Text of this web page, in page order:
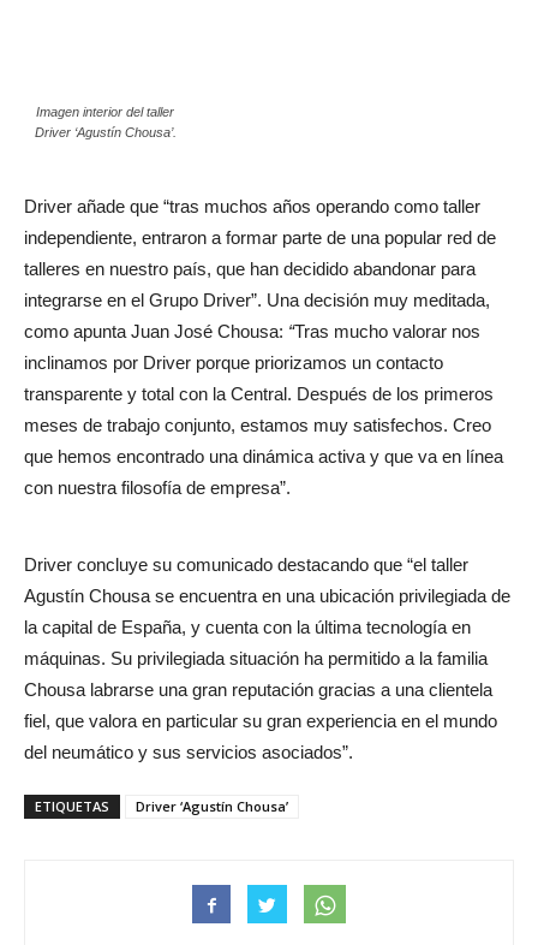
Imagen interior del taller
Driver ‘Agustín Chousa’.
Driver añade que “tras muchos años operando como taller
independiente, entraron a formar parte de una popular red de
talleres en nuestro país, que han decidido abandonar para
integrarse en el Grupo Driver”. Una decisión muy meditada,
como apunta Juan José Chousa: “Tras mucho valorar nos
inclinamos por Driver porque priorizamos un contacto
transparente y total con la Central. Después de los primeros
meses de trabajo conjunto, estamos muy satisfechos. Creo
que hemos encontrado una dinámica activa y que va en línea
con nuestra filosofía de empresa”.
Driver concluye su comunicado destacando que “el taller
Agustín Chousa se encuentra en una ubicación privilegiada de
la capital de España, y cuenta con la última tecnología en
máquinas. Su privilegiada situación ha permitido a la familia
Chousa labrarse una gran reputación gracias a una clientela
fiel, que valora en particular su gran experiencia en el mundo
del neumático y sus servicios asociados”.
ETIQUETAS Driver ‘Agustín Chousa’